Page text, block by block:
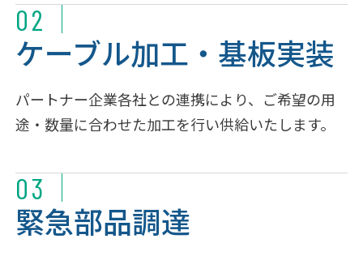
02
ケーブル加工・基板実装
パートナー企業各社との連携により、ご希望の用
途・数量に合わせた加工を行い供給いたします。
03
緊急部品調達